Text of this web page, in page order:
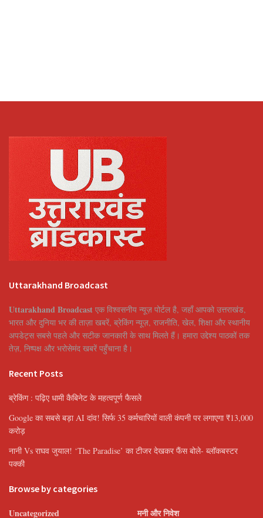
Uttarakhand Broadcast
Uttarakhand Broadcast एक विश्वसनीय न्यूज़ पोर्टल है, जहाँ आपको उत्तराखंड,
भारत और दुनिया भर की ताज़ा खबरें, ब्रेकिंग न्यूज़, राजनीति, खेल, शिक्षा और स्थानीय
अपडेट्स सबसे पहले और सटीक जानकारी के साथ मिलते हैं। हमारा उद्देश्य पाठकों तक
तेज़, निष्पक्ष और भरोसेमंद खबरें पहुँचाना है।
Recent Posts
ब्रेकिंग : पढ़िए धामी कैबिनेट के महत्वपूर्ण फैसले
Google का सबसे बड़ा AI दांव! सिर्फ 35 कर्मचारियों वाली कंपनी पर लगाएगा ₹13,000
करोड़
नानी Vs राघव जुयाल! ‘The Paradise’ का टीजर देखकर फैंस बोले- ब्लॉकबस्टर
पक्की
Browse by categories
Uncategorized
मनी और निवेश